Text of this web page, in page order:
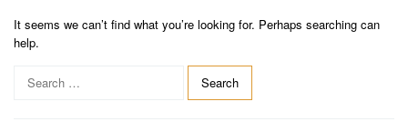
It seems we can’t find what you’re looking for. Perhaps searching can
help.
for: